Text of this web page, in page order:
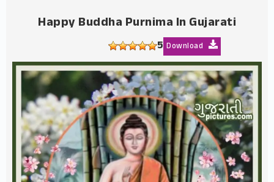
Happy Buddha Purnima In Gujarati
5 Download